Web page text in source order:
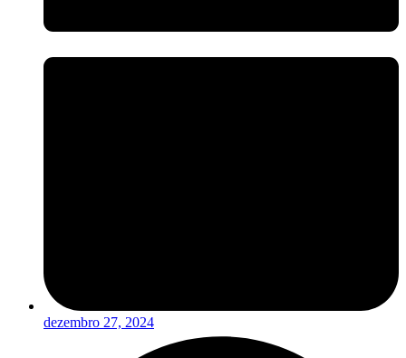
dezembro 27, 2024